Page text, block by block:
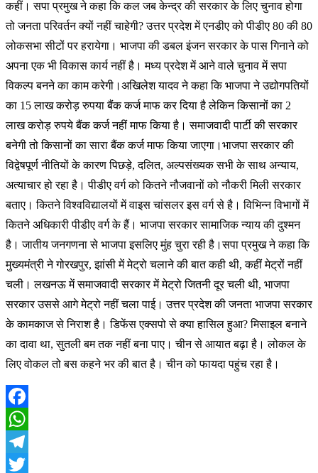
कहीं। सपा प्रमुख ने कहा कि कल जब केन्द्र की सरकार के लिए चुनाव होगा
तो जनता परिवर्तन क्यों नहीं चाहेगी? उत्तर प्रदेश में एनडीए को पीडीए 80 की 80
लोकसभा सीटों पर हरायेगा। भाजपा की डबल इंजन सरकार के पास गिनाने को
अपना एक भी विकास कार्य नहीं है। मध्य प्रदेश में आने वाले चुनाव में सपा
विकल्प बनने का काम करेगी।अखिलेश यादव ने कहा कि भाजपा ने उद्योगपतियों
का 15 लाख करोड़ रुपया बैंक कर्ज माफ कर दिया है लेकिन किसानों का 2
लाख करोड़ रुपये बैंक कर्ज नहीं माफ किया है। समाजवादी पार्टी की सरकार
बनेगी तो किसानों का सारा बैंक कर्ज माफ किया जाएगा।भाजपा सरकार की
विद्वेषपूर्ण नीतियों के कारण पिछड़े, दलित, अल्पसंख्यक सभी के साथ अन्याय,
अत्याचार हो रहा है। पीडीए वर्ग को कितने नौजवानों को नौकरी मिली सरकार
बताए। कितने विश्वविद्यालयों में वाइस चांसलर इस वर्ग से है। विभिन्न विभागों में
कितने अधिकारी पीडीए वर्ग के हैं। भाजपा सरकार सामाजिक न्याय की दुश्मन
है। जातीय जनगणना से भाजपा इसलिए मुंह चुरा रही है।सपा प्रमुख ने कहा कि
मुख्यमंत्री ने गोरखपुर, झांसी में मेट्रो चलाने की बात कही थी, कहीं मेट्रों नहीं
चली। लखनऊ में समाजवादी सरकार में मेट्रो जितनी दूर चली थी, भाजपा
सरकार उससे आगे मेट्रो नहीं चला पाई। उत्तर प्रदेश की जनता भाजपा सरकार
के कामकाज से निराश है। डिफेंस एक्सपो से क्या हासिल हुआ? मिसाइल बनाने
का दावा था, सुतली बम तक नहीं बना पाए। चीन से आयात बढ़ा है। लोकल के
लिए वोकल तो बस कहने भर की बात है। चीन को फायदा पहुंच रहा है।
Facebook
WhatsApp
Telegram